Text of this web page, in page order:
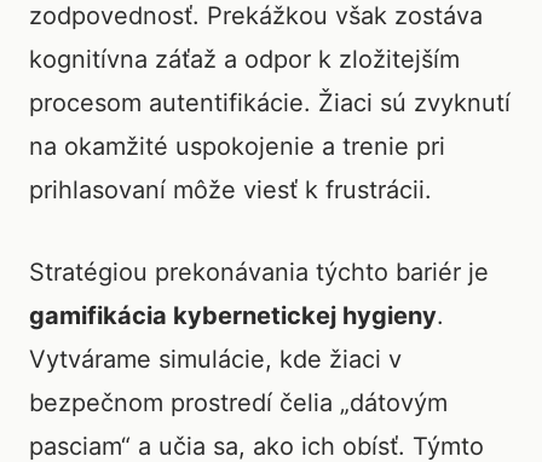
zodpovednosť. Prekážkou však zostáva
kognitívna záťaž a odpor k zložitejším
procesom autentifikácie. Žiaci sú zvyknutí
na okamžité uspokojenie a trenie pri
prihlasovaní môže viesť k frustrácii.
Stratégiou prekonávania týchto bariér je
gamifikácia kybernetickej hygieny.
Vytvárame simulácie, kde žiaci v
bezpečnom prostredí čelia „dátovým
pasciam“ a učia sa, ako ich obísť. Týmto